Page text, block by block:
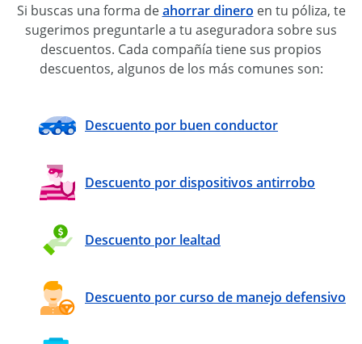
Si buscas una forma deahorrar dinero en tu póliza, te
sugerimos preguntarle a tu aseguradora sobre sus
descuentos. Cada compañía tiene sus propios
descuentos, algunos de los más comunes son:
Descuento por buen conductor
Descuento por dispositivos antirrobo
Descuento por lealtad
Descuento por curso de manejo defensivo